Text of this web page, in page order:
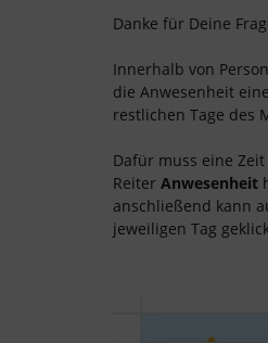
Danke für Deine
Innerhalb von
die Anwesenheit
restlichen Tage des
Dafür muss eine
Reiter Anwesenheit
anschließend kann
jeweiligen Tag